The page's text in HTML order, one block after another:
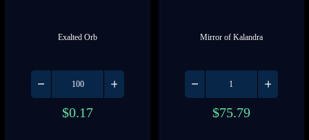
Exalted Orb
$0.17
Mirror of Kalandra
$75.79